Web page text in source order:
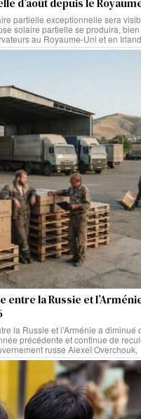
d’août depuis le
partielle exceptionnelle sera
solaire partielle se produira,
au Royaume-Uni et en
entre la Russie et
la Russie et l’Arménie a diminué
précédente et continue de
russe Alexeï Overchouk,